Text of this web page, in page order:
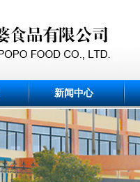
新闻中心